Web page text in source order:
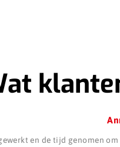
en de tijd genomen